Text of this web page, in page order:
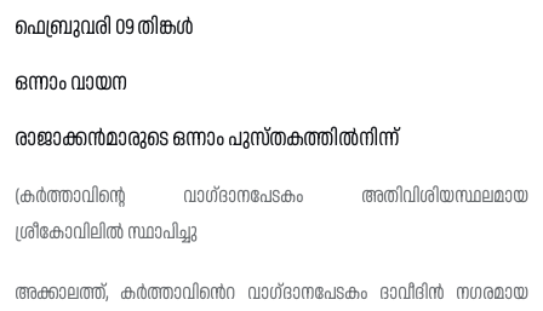
ഫെബ്രുവരി 09 തിങ്കൾ
ഒന്നാം വായന
രാജാക്കൻമാരുടെ ഒന്നാം പുസ്‌തകത്തിൽനിന്ന്
(കർത്താവിൻ്റെ വാഗ്‌ദാനപേടകം അതിവിശിയസ്ഥലമായ
ശ്രീകോവിലിൽ സ്ഥാപിച്ചു
അക്കാലത്ത്, കർത്താവിൻെറ വാഗ്‌ദാനപേടകം ദാവീദിൻ നഗരമായ